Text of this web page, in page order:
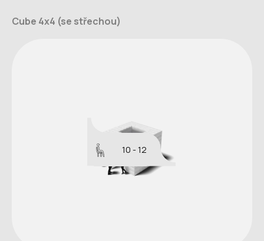
Cube 4x4 (se střechou)
10 - 12